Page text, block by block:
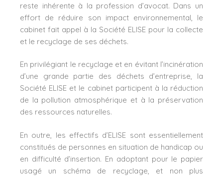
reste inhérente à la profession d’avocat. Dans un
effort de réduire son impact environnemental, le
cabinet fait appel à la Société ELISE pour la collecte
et le recyclage de ses déchets.
En privilégiant le recyclage et en évitant l’incinération
d’une grande partie des déchets d’entreprise, la
Société ELISE et le cabinet participent à la réduction
de la pollution atmosphérique et à la préservation
des ressources naturelles.
En outre, les effectifs d’ELISE sont essentiellement
constitués de personnes en situation de handicap ou
en difficulté d’insertion. En adoptant pour le papier
usagé un schéma de recyclage, et non plus